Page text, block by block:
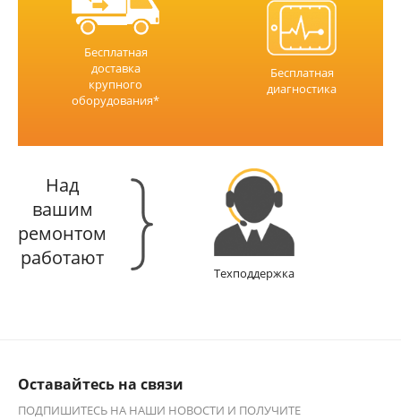
Бесплатная
доставка
крупного
оборудования*
Бесплатная
диагностика
Над
вашим
ремонтом
работают
Техподдержка
Оставайтесь на связи
ПОДПИШИТЕСЬ НА НАШИ НОВОСТИ И ПОЛУЧИТЕ